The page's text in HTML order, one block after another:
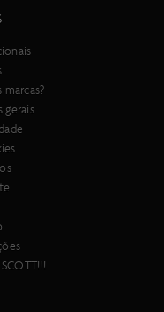
Flatmount
AXS, 24 Speed
AXS
gerais